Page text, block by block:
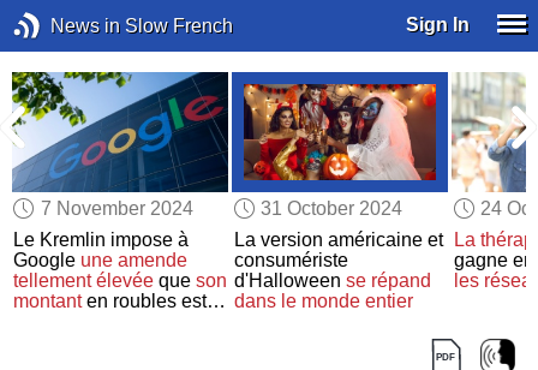
News in Slow French Sign In
7 November 2024
Le Kremlin impose à
Google une amende
tellement élevée queson
montanten roubles est
31 October 2024
La version américaine et
consumériste
d'Halloween se répand
dans le monde entier
24
La
gagne
les